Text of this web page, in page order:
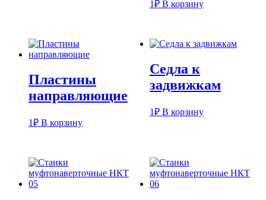
1₽ В корзину
Пластины
направляющие
1₽ В корзину
Седла к
задвижкам
1₽ В корзину